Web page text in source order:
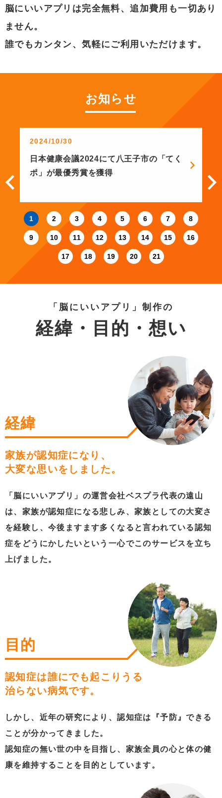
脳にいいアプリは完全無料、追加費用も一切あり
ません。
誰でもカンタン、気軽にご利用いただけます。
お知らせ
2024/10/30
日本健康会議2024にて八王子市の「てく
ポ」が最優秀賞を獲得
1 2 3 4 5 6 7 8
9 10 11 12 13 14 15 16
17 18 19 20 21
「脳にいいアプリ」制作の
経緯・目的 ・想い
経緯
家族が認知症になり、
大変な思いをしました。
「脳にいいアプリ」の運営会社ベスプラ代表の遠山
は、家族が認知症になる悲しみ、家族としての大変さ
を経験し、今後ますます多くなると言われている認知
症をどうにかしたいという一心でこのサービスを立ち
上げました。
目的
認知症は誰にでも起こりうる
治らない病気です。
しかし、近年の研究により、認知症は『予防』できる
ことが分かってきました。
認知症の無い世の中を目指し、家族全員の心と体の健
康を維持することを目的としています。